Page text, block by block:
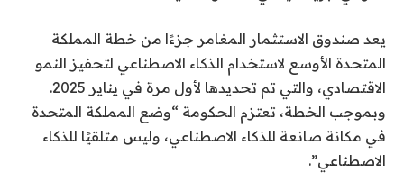
يعد صندوق الاستثمار المغامر جزءًا من خطة المملكة
المتحدة الأوسع لاستخدام الذكاء الاصطناعي لتحفيز النمو
الاقتصادي، والتي تم تحديدها لأول مرة في يناير 2025.
وبموجب الخطة، تعتزم الحكومة “وضع المملكة المتحدة
في مكانة صانعة للذكاء الاصطناعي، وليس متلقيًا للذكاء
الاصطناعي”.